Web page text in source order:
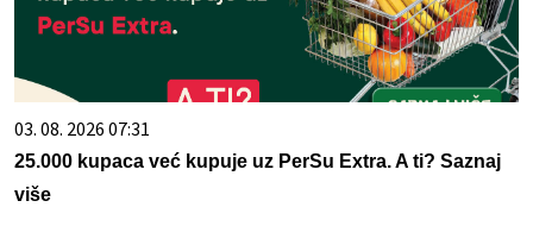
03. 08. 2026 07:31
25.000 kupaca već kupuje uz PerSu Extra. A ti? Saznaj
više